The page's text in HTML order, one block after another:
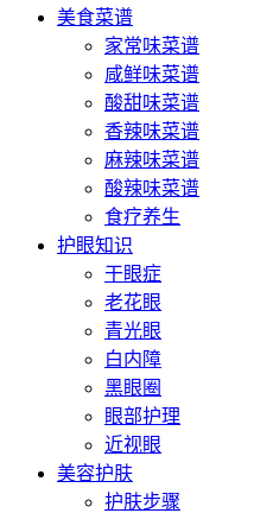
美食菜谱
家常味菜谱
咸鲜味菜谱
酸甜味菜谱
香辣味菜谱
麻辣味菜谱
酸辣味菜谱
食疗养生
护眼知识
干眼症
老花眼
青光眼
白内障
黑眼圈
眼部护理
近视眼
美容护肤
护肤步骤